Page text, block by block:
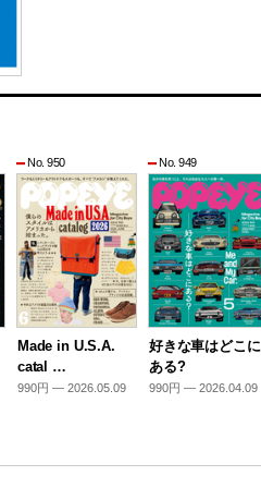
No. 950
Made in U.S.A.
catal …
990円 — 2026.05.09
No. 949
好きな車はどこに
ある?
990円 — 2026.04.09